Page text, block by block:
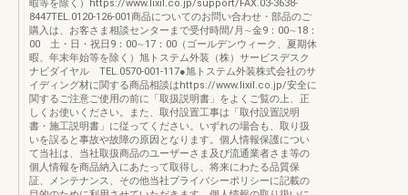
暇等を除く）https://www.lixil.co.jp/support/FAX.03-3638-
8447TEL.0120-126-001商品についてのお問い合わせ・部品のご
購入は、お客さま相談センターまで受付時間/月∼金9：00∼18：
00 土・日・祝日9：00∼17：00（ゴールデンウィーク、夏期休
暇、年末年始等を除く）旭トステム外装（株）サービスデスク
ナビダイヤル TEL.0570-001-117●旭トステム外装株式会社のサ
イディング材に関する商品相談はhttps://www.lixil.co.jp/安全に
関するご注意ご使用の前に「取扱説明書」をよくご覧の上、正
しくお使いください。また、取付設置工事は「取付設置説明
書・施工説明書」に従ってください。いずれの場合も、取り扱
いを誤ると事故や故障の原因となります。個人情報保護につい
て当社は、当社取扱商品のユーザーさま及び流通業者さま等の
個人情報を商品納入にあたって取得し、将来にわたる品質保
証、メンテナンス、その他当社プライバシーポリシーに記載の